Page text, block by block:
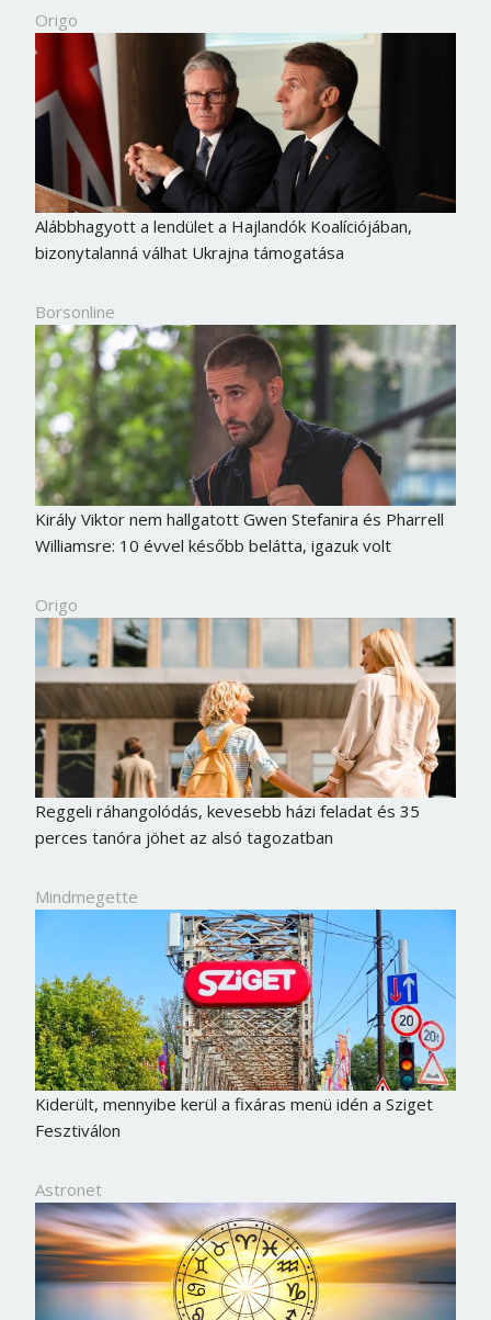
Origo
Alábbhagyott a lendület a Hajlandók Koalíciójában,
bizonytalanná válhat Ukrajna támogatása
Borsonline
Király Viktor nem hallgatott Gwen Stefanira és Pharrell
Williamsre: 10 évvel később belátta, igazuk volt
Origo
Reggeli ráhangolódás, kevesebb házi feladat és 35
perces tanóra jöhet az alsó tagozatban
Mindmegette
Kiderült, mennyibe kerül a fixáras menü idén a Sziget
Fesztiválon
Astronet